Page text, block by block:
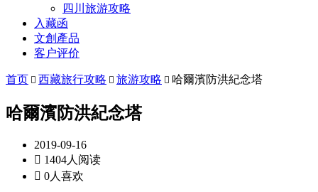
四川旅游攻略
入藏函
文創產品
客户评价
首页  西藏旅行攻略  旅游攻略  哈爾濱防洪紀念塔
哈爾濱防洪紀念塔
2019-09-16
 1404人阅读
 0人喜欢